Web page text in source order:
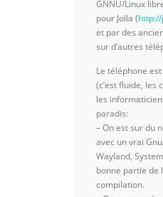
GNNU/Linux
pour Jolla (
et par des
sur d’autres
Le téléphone
(c’est fluide, les
les
paradis:
– On est sur du
avec un vrai
Wayland,
bonne partie de
compilation.